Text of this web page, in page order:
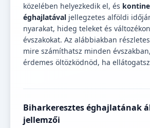
közelében helyezkedik el, és
éghajlatával jellegzetes alföldi
nyarakat, hideg teleket és
évszakokat. Az alábbiakban
mire számíthatsz minden
érdemes öltözködnöd, ha
Biharkeresztes éghajlatának
jellemzői